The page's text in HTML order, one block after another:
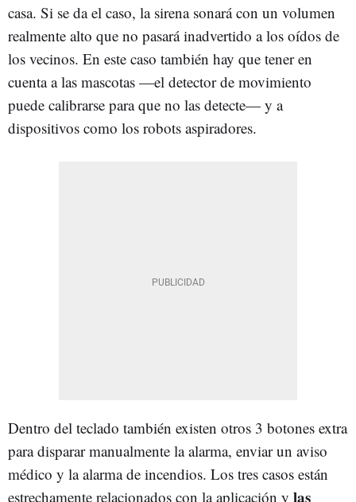
casa. Si se da el caso, la sirena sonará con un volumen
realmente alto que no pasará inadvertido a los oídos de
los vecinos. En este caso también hay que tener en
cuenta a las mascotas —el detector de movimiento
puede calibrarse para que no las detecte— y a
dispositivos como los robots aspiradores.
Dentro del teclado también existen otros 3 botones extra
para disparar manualmente la alarma, enviar un aviso
médico y la alarma de incendios. Los tres casos están
estrechamente relacionados con la aplicación y las